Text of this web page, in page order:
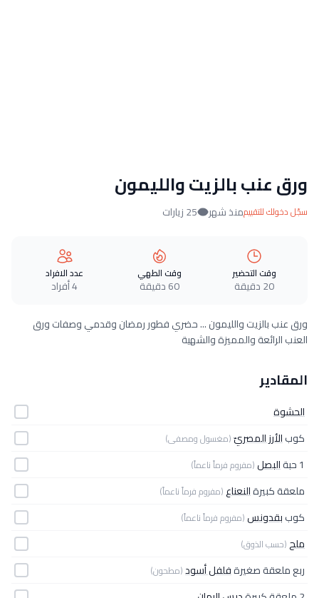
ورق عنب بالزيت والليمون
سجّل دخولك للتقييممنذ شهر 25 زيارات
وقت التحضير
20 دقيقة
وقت الطهي
60 دقيقة
عدد الافراد
4 أفراد
ورق عنب بالزيت والليمون ... حضري فطور رمضان وقدمي وصفات ورق
العنب الرائعة والمميزة والشهية
المقادير
الحشوة
كوبالأرز المصريّ(مغسول ومصفى)
1 حبة البصل(مفروم فرماً ناعماً)
ملعقة كبيرةالنعناع(مفروم فرماً ناعماً)
كوببقدونس(مفروم فرماً ناعماً)
ملح(حسب الذوق)
ربع ملعقة صغيرةفلفل أسود(مطحون)